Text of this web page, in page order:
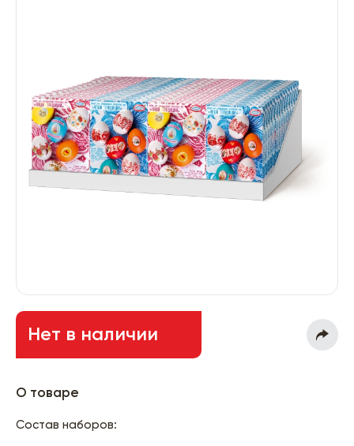
Нет в наличии
О товаре
Состав наборов: